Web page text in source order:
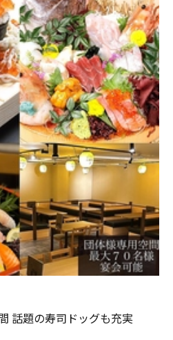
話題の寿司ドッグも充実